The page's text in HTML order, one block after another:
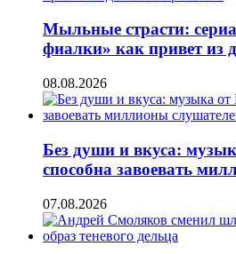
Мыльные страсти:
фиалки» как привет из
08.08.2026
Без души и вкуса:
способна завоевать
07.08.2026